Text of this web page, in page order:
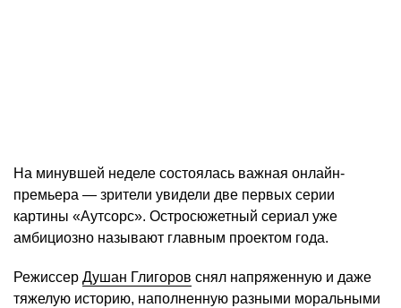
На минувшей неделе состоялась важная онлайн-
премьера — зрители увидели две первых серии
картины «Аутсорс». Остросюжетный сериал уже
амбициозно называют главным проектом года.
Режиссер Душан Глигоров снял напряженную и даже
тяжелую историю, наполненную разными моральными